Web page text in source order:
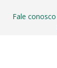
Fale conosco